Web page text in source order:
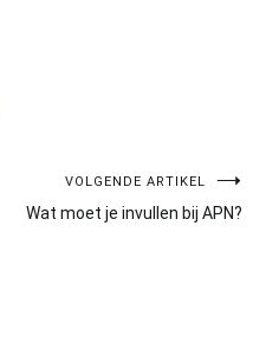
VOLGENDE ARTIKEL
Wat moet je invullen bij APN?